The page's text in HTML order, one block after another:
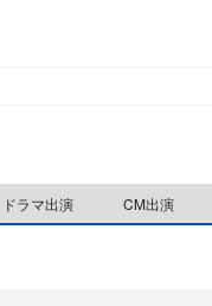
ドラマ出演 CM出演